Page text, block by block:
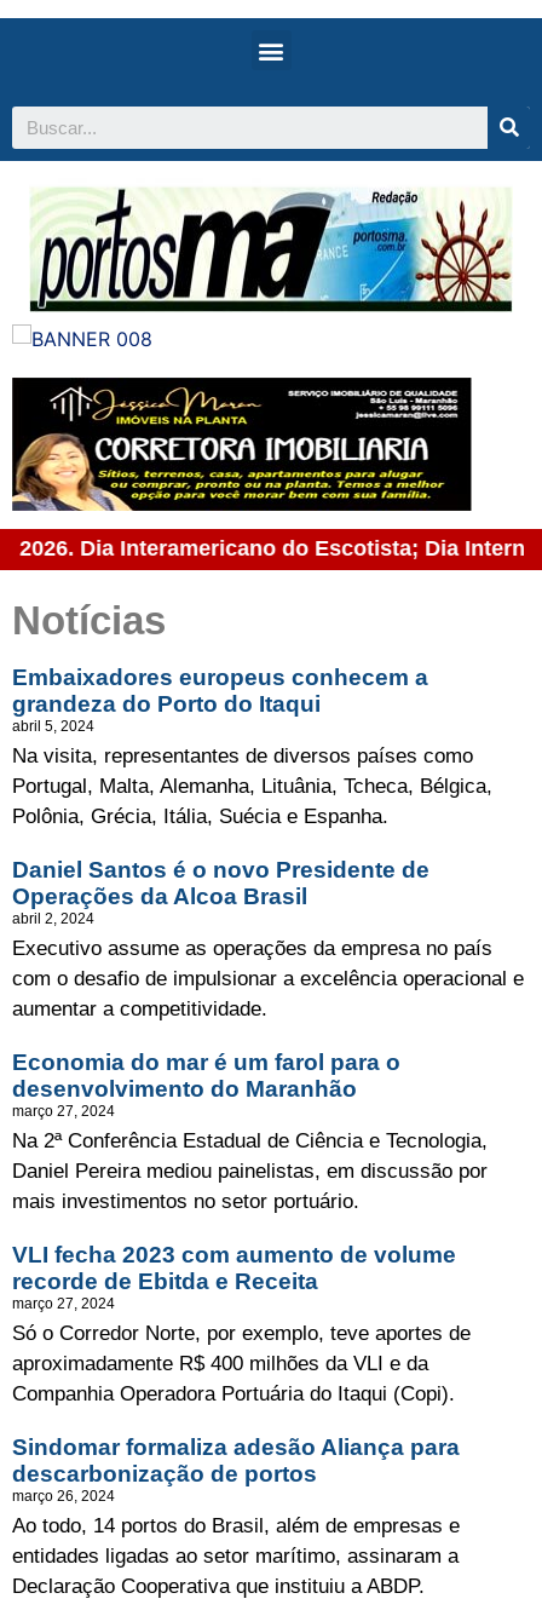
Dia Interamericano do Escotista; Dia
Notícias
Embaixadores europeus conhecem a
grandeza do Porto do Itaqui
abril 5, 2024
Na visita, representantes de diversos países como
Portugal, Malta, Alemanha, Lituânia, Tcheca, Bélgica,
Polônia, Grécia, Itália, Suécia e Espanha.
Daniel Santos é o novo Presidente de
Operações da Alcoa Brasil
abril 2, 2024
Executivo assume as operações da empresa no país
com o desafio de impulsionar a excelência operacional e
aumentar a competitividade.
Economia do mar é um farol para o
desenvolvimento do Maranhão
março 27, 2024
Na 2ª Conferência Estadual de Ciência e Tecnologia,
Daniel Pereira mediou painelistas, em discussão por
mais investimentos no setor portuário.
VLI fecha 2023 com aumento de volume
recorde de Ebitda e Receita
março 27, 2024
Só o Corredor Norte, por exemplo, teve aportes de
aproximadamente R$ 400 milhões da VLI e da
Companhia Operadora Portuária do Itaqui (Copi).
Sindomar formaliza adesão Aliança para
descarbonização de portos
março 26, 2024
Ao todo, 14 portos do Brasil, além de empresas e
entidades ligadas ao setor marítimo, assinaram a
Declaração Cooperativa que instituiu a ABDP.